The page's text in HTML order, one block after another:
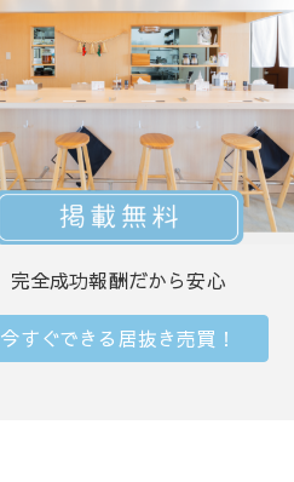
完全成功報酬だから安心
今すぐできる居抜き売買！